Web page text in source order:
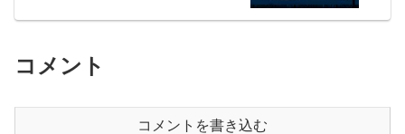
コメント
コメントを書き込む